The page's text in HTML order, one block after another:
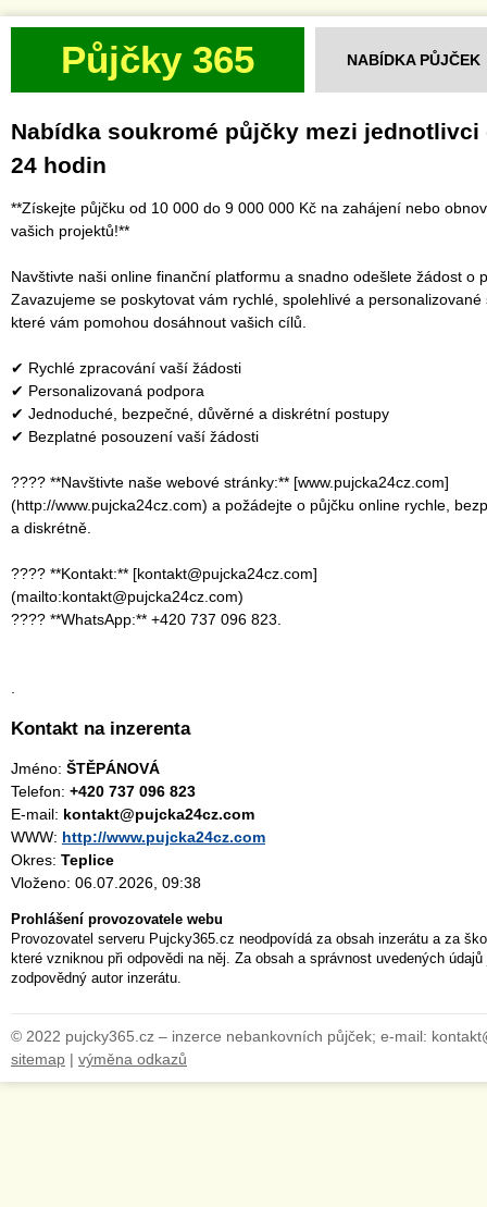
Půjčky 365 NABÍDKA PŮJČEK
Nabídka soukromé půjčky mezi jednotlivci
24 hodin
**Získejte půjčku od 10 000 do 9 000 000 Kč na zahájení nebo
vašich projektů!**
Navštivte naši online finanční platformu a snadno odešlete žádost o
Zavazujeme se poskytovat vám rychlé, spolehlivé a personalizované
které vám pomohou dosáhnout vašich cílů.
✔ Rychlé zpracování vaší žádosti
✔ Personalizovaná podpora
✔ Jednoduché, bezpečné, důvěrné a diskrétní postupy
✔ Bezplatné posouzení vaší žádosti
???? **Navštivte naše webové stránky:** [www.pujcka24cz.com]
(http://www.pujcka24cz.com) a požádejte o půjčku online rychle,
a diskrétně.
???? **Kontakt:** [kontakt@pujcka24cz.com]
(mailto:kontakt@pujcka24cz.com)
???? **WhatsApp:** +420 737 096 823.
Kontakt na inzerenta
Jméno: ŠTĚPÁNOVÁ
Telefon: +420 737 096 823
E-mail: kontakt@pujcka24cz.com
WWW: http://www.pujcka24cz.com
Okres: Teplice
Vloženo: 06.07.2026, 09:38
Prohlášení provozovatele webu
Provozovatel serveru Pujcky365.cz neodpovídá za obsah inzerátu a za
které vzniknou při odpovědi na něj. Za obsah a správnost uvedených
zodpovědný autor inzerátu.
© 2022 pujcky365.cz – inzerce nebankovních půjček; e-mail:
sitemap | výměna odkazů